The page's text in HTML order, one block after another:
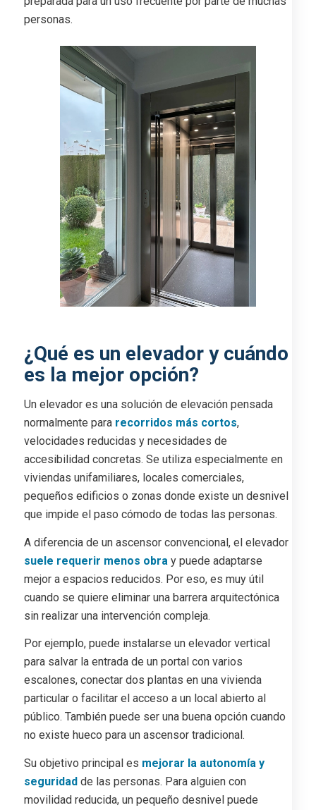
personas.
¿Qué es un elevador y cuándo
es la mejor opción?
Un elevador es una solución de elevación pensada
normalmente para recorridos más cortos,
velocidades reducidas y necesidades de
accesibilidad concretas. Se utiliza especialmente en
viviendas unifamiliares, locales comerciales,
pequeños edificios o zonas donde existe un desnivel
que impide el paso cómodo de todas las personas.
A diferencia de un ascensor convencional, el elevador
suele requerir menos obra y puede adaptarse
mejor a espacios reducidos. Por eso, es muy útil
cuando se quiere eliminar una barrera arquitectónica
sin realizar una intervención compleja.
Por ejemplo, puede instalarse un elevador vertical
para salvar la entrada de un portal con varios
escalones, conectar dos plantas en una vivienda
particular o facilitar el acceso a un local abierto al
público. También puede ser una buena opción cuando
no existe hueco para un ascensor tradicional.
Su objetivo principal es mejorar la autonomía y
seguridadde las personas. Para alguien con
movilidad reducida, un pequeño desnivel puede